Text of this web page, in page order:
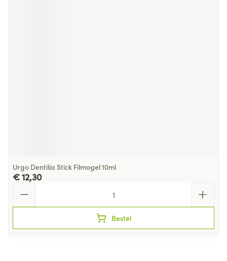
Urgo Dentilia Stick Filmogel 10ml
€ 12,30
Bestel